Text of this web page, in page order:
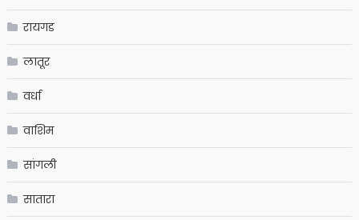
रायगड
लातूर
वर्धा
वाशिम
सांगली
सातारा